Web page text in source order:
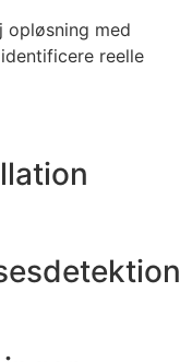
opløsning med
reelle